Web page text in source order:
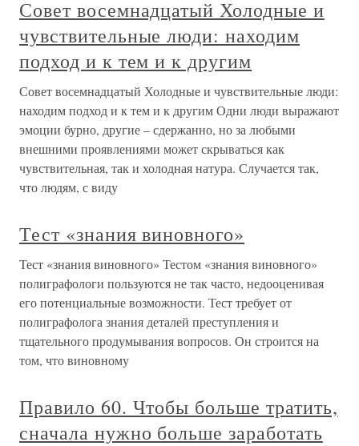
Совет восемнадцатый Холодные и
чувствительные люди: находим
подход и к тем и к другим
Совет восемнадцатый Холодные и чувствительные люди:
находим подход и к тем и к другим Одни люди выражают
эмоции бурно, другие – сдержанно, но за любыми
внешними проявлениями может скрываться как
чувствительная, так и холодная натура. Случается так,
что людям, с виду
Тест «знания виновного»
Тест «знания виновного» Тестом «знания виновного»
полиграфологи пользуются не так часто, недооценивая
его потенциальные возможности. Тест требует от
полиграфолога знания деталей преступления и
тщательного продумывания вопросов. Он строится на
том, что виновному
Правило 60. Чтобы больше тратить,
сначала нужно больше заработать